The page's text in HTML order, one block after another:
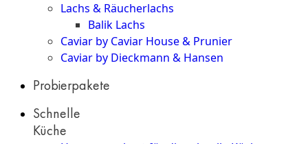
Lachs & Räucherlachs
Balik Lachs
Caviar by Caviar House & Prunier
Caviar by Dieckmann & Hansen
Probierpakete
Schnelle
Küche